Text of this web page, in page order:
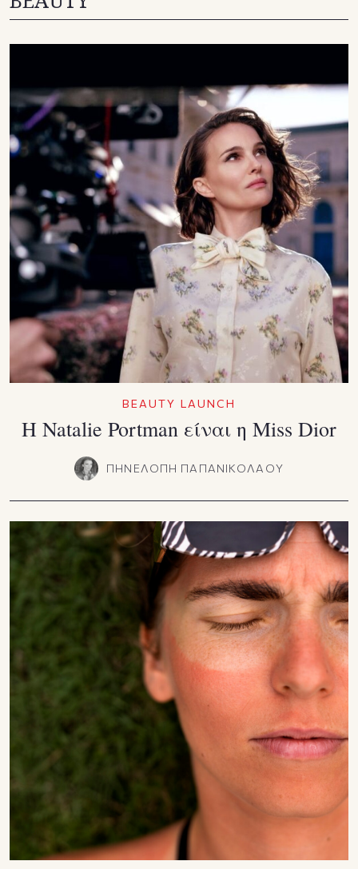
BEAUTY LAUNCH
Η Natalie Portman είναι η Miss Dior
ΠΗΝΕΛΟΠΗ ΠΑΠΑΝΙΚΟΛΑΟΥ